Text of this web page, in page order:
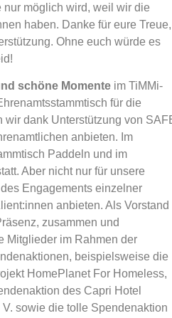
möglich wird, weil wir die
haben. Danke für eure Treue,
Ohne euch würde es
schöne Momente im TiMMi-
für die
wir dank Unterstützung von
anbieten. Im
Paddeln und im
Aber nicht nur für unsere
Engagements einzelner
anbieten. Als Vorstand
zusammen und
Mitglieder im Rahmen der
beispielsweise die
HomePlanet For Homeless,
des Capri Hotel
sowie die tolle Spendenaktion